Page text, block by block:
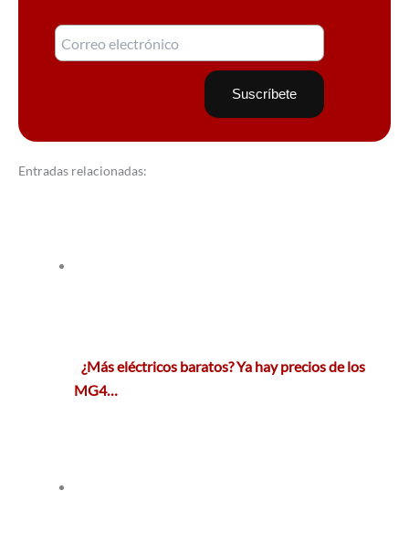
Entradas relacionadas:
¿Más eléctricos baratos? Ya hay precios de los
MG4…